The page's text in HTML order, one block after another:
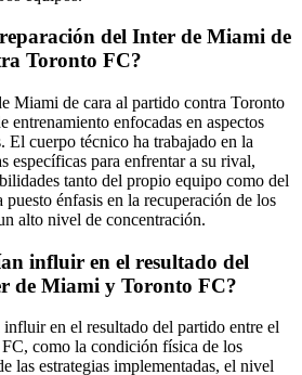
del Inter de Miami de
Toronto FC?
Miami de cara al partido contra Toronto
entrenamiento enfocadas en aspectos
El cuerpo técnico ha trabajado en la
específicas para enfrentar a su rival,
tanto del propio equipo como del
puesto énfasis en la recuperación de los
alto nivel de concentración.
influir en el resultado del
de Miami y Toronto FC?
en el resultado del partido entre el
como la condición física de los
las estrategias implementadas, el nivel